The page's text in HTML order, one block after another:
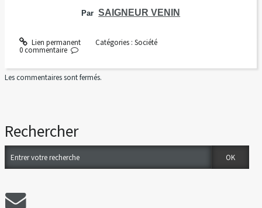
Rechercher
Par SAIGNEUR VENIN
Lien permanent Catégories : Société
0 commentaire
Les commentaires sont fermés.